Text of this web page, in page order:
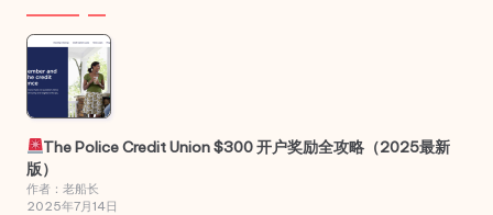
The Police Credit Union $300 开户奖励全攻略（2025最新
版）
作者：老船长
2025年7月14日